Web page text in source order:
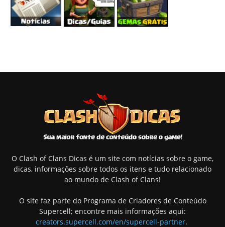
O Clash of Clans Dicas é um site com notícias sobre o game,
dicas, informações sobre todos os itens e tudo relacionado
ao mundo de Clash of Clans!
O site faz parte do Programa de Criadores de Conteúdo
Supercell; encontre mais informações aqui:
creators.supercell.com/en/supercell-partner.